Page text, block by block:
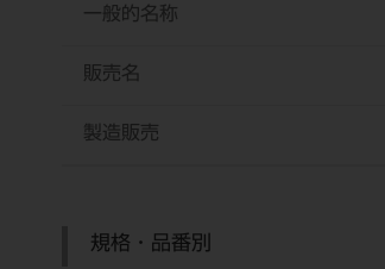
一般的名称
販売名
製造販売
規格・品番別